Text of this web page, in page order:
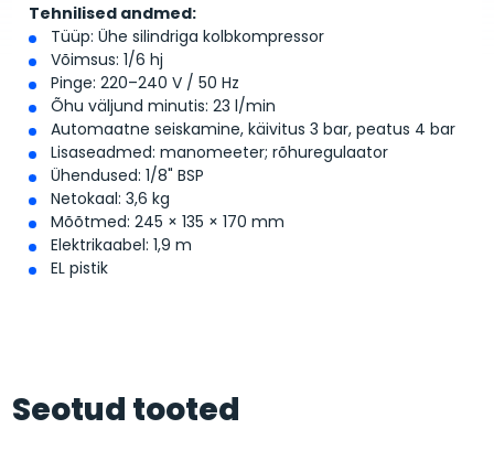
Tehnilised andmed:
Tüüp: Ühe silindriga kolbkompressor
Võimsus: 1/6 hj
Pinge: 220–240 V / 50 Hz
Õhu väljund minutis: 23 l/min
Automaatne seiskamine, käivitus 3 bar, peatus 4 bar
Lisaseadmed: manomeeter; rõhuregulaator
Ühendused: 1/8" BSP
Netokaal: 3,6 kg
Mõõtmed: 245 × 135 × 170 mm
Elektrikaabel: 1,9 m
EL pistik
Seotud tooted